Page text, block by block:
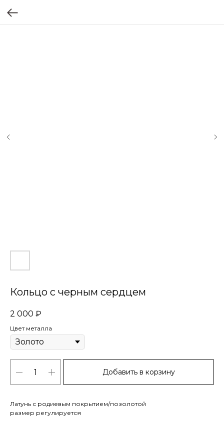
Кольцо с черным сердцем
2 000 ₽
Цвет металла
Добавить в корзину
Латунь с родиевым покрытием/позолотой
размер регулируется